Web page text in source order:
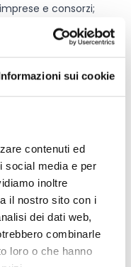
sui cookie
contenuti ed
social media e per
inoltre
il nostro sito con i
dei dati web,
combinarle
loro o che hanno
e consorzi;
data di
Europeo,
con
Italia;
assegnati
220/2016;
almeno uno
audiovisivo
oppure almeno
pubbliche, di